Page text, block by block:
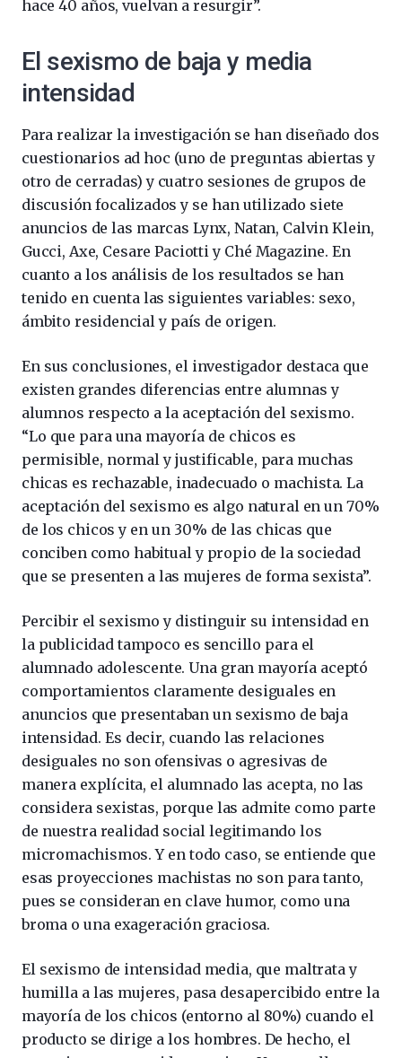
hace 40 años, vuelvan a resurgir”.
El sexismo de baja y media
intensidad
Para realizar la investigación se han diseñado dos
cuestionarios ad hoc (uno de preguntas abiertas y
otro de cerradas) y cuatro sesiones de grupos de
discusión focalizados y se han utilizado siete
anuncios de las marcas Lynx, Natan, Calvin Klein,
Gucci, Axe, Cesare Paciotti y Ché Magazine. En
cuanto a los análisis de los resultados se han
tenido en cuenta las siguientes variables: sexo,
ámbito residencial y país de origen.
En sus conclusiones, el investigador destaca que
existen grandes diferencias entre alumnas y
alumnos respecto a la aceptación del sexismo.
“Lo que para una mayoría de chicos es
permisible, normal y justificable, para muchas
chicas es rechazable, inadecuado o machista. La
aceptación del sexismo es algo natural en un 70%
de los chicos y en un 30% de las chicas que
conciben como habitual y propio de la sociedad
que se presenten a las mujeres de forma sexista”.
Percibir el sexismo y distinguir su intensidad en
la publicidad tampoco es sencillo para el
alumnado adolescente. Una gran mayoría aceptó
comportamientos claramente desiguales en
anuncios que presentaban un sexismo de baja
intensidad. Es decir, cuando las relaciones
desiguales no son ofensivas o agresivas de
manera explícita, el alumnado las acepta, no las
considera sexistas, porque las admite como parte
de nuestra realidad social legitimando los
micromachismos. Y en todo caso, se entiende que
esas proyecciones machistas no son para tanto,
pues se consideran en clave humor, como una
broma o una exageración graciosa.
El sexismo de intensidad media, que maltrata y
humilla a las mujeres, pasa desapercibido entre la
mayoría de los chicos (entorno al 80%) cuando el
producto se dirige a los hombres. De hecho, el